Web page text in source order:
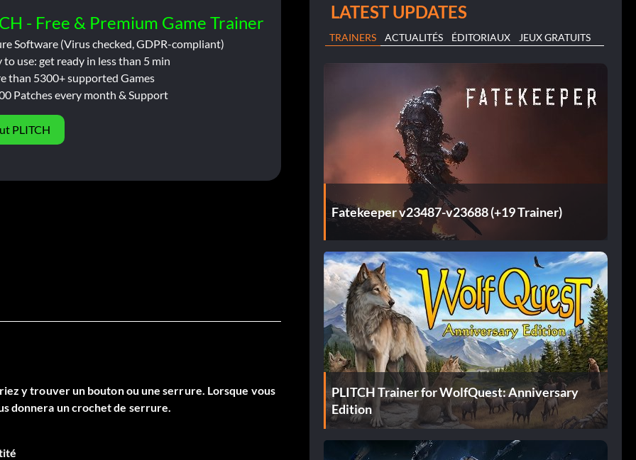
- Free & Premium Game Trainer
Software (Virus checked, GDPR-compliant)
to use: get ready in less than 5 min
than 5300+ supported Games
Patches every month & Support
PLITCH
y trouver un bouton ou une serrure. Lorsque vous
donnera un crochet de serrure.
LATEST UPDATES
TRAINERS ACTUALITÉS ÉDITORIAUX JEUX GRATUITS
Fatekeeper v23487-v23688 (+19 Trainer)
PLITCH Trainer for WolfQuest: Anniversary
Edition